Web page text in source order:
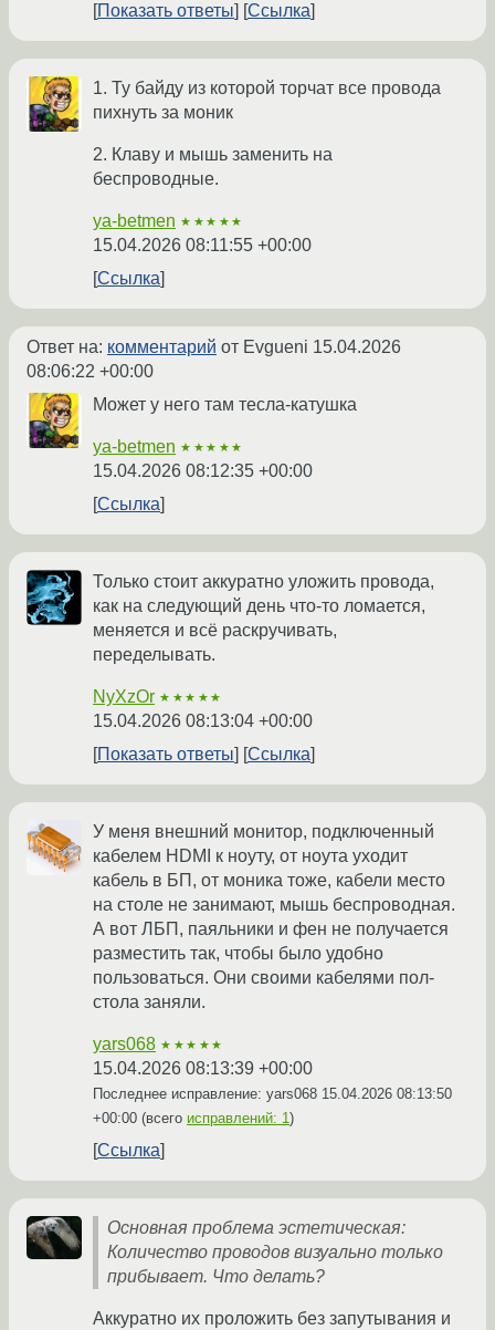
Показать ответы Ссылка
1. Ту байду из которой торчат все провода
пихнуть за моник
2. Клаву и мышь заменить на
беспроводные.
ya-betmen ★★★★★
15.04.2026 08:11:55 +00:00
Ссылка
Ответ на: комментарий от Evgueni 15.04.2026
08:06:22 +00:00
Может у него там тесла-катушка
ya-betmen ★★★★★
15.04.2026 08:12:35 +00:00
Ссылка
Только стоит аккуратно уложить провода,
как на следующий день что-то ломается,
меняется и всё раскручивать,
переделывать.
NyXzOr ★★★★★
15.04.2026 08:13:04 +00:00
Показать ответы
Ссылка
У меня внешний монитор, подключенный
кабелем HDMI к ноуту, от ноута уходит
кабель в БП, от моника тоже, кабели место
на столе не занимают, мышь беспроводная.
А вот ЛБП, паяльники и фен не получается
разместить так, чтобы было удобно
пользоваться. Они своими кабелями пол-
стола заняли.
yars068 ★★★★★
15.04.2026 08:13:39 +00:00
Последнее исправление: yars068 15.04.2026 08:13:50
+00:00 (всего исправлений: 1)
Ссылка
Основная проблема эстетическая:
Количество проводов визуально только
прибывает. Что делать?
Аккуратно их проложить без запутывания и